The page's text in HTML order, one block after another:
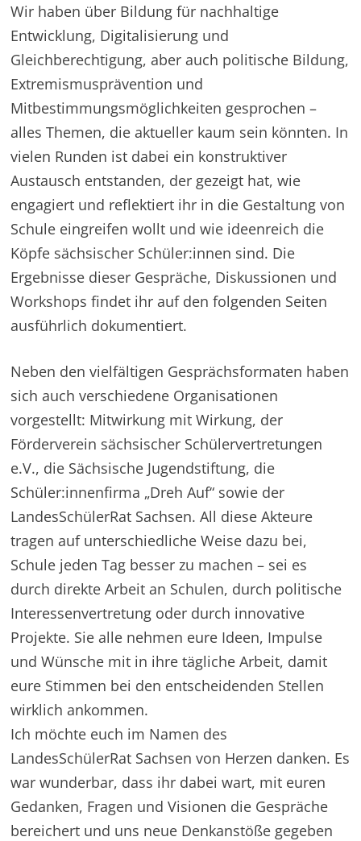
Wir haben über Bildung für nachhaltige
Entwicklung, Digitalisierung und
Gleichberechtigung, aber auch politische Bildung,
Extremismusprävention und
Mitbestimmungsmöglichkeiten gesprochen –
alles Themen, die aktueller kaum sein könnten. In
vielen Runden ist dabei ein konstruktiver
Austausch entstanden, der gezeigt hat, wie
engagiert und reflektiert ihr in die Gestaltung von
Schule eingreifen wollt und wie ideenreich die
Köpfe sächsischer Schüler:innen sind. Die
Ergebnisse dieser Gespräche, Diskussionen und
Workshops findet ihr auf den folgenden Seiten
ausführlich dokumentiert.
Neben den vielfältigen Gesprächsformaten haben
sich auch verschiedene Organisationen
vorgestellt: Mitwirkung mit Wirkung, der
Förderverein sächsischer Schülervertretungen
e.V., die Sächsische Jugendstiftung, die
Schüler:innenfirma „Dreh Auf“ sowie der
LandesSchülerRat Sachsen. All diese Akteure
tragen auf unterschiedliche Weise dazu bei,
Schule jeden Tag besser zu machen – sei es
durch direkte Arbeit an Schulen, durch politische
Interessenvertretung oder durch innovative
Projekte. Sie alle nehmen eure Ideen, Impulse
und Wünsche mit in ihre tägliche Arbeit, damit
eure Stimmen bei den entscheidenden Stellen
wirklich ankommen.
Ich möchte euch im Namen des
LandesSchülerRat Sachsen von Herzen danken. Es
war wunderbar, dass ihr dabei wart, mit euren
Gedanken, Fragen und Visionen die Gespräche
bereichert und uns neue Denkanstöße gegeben